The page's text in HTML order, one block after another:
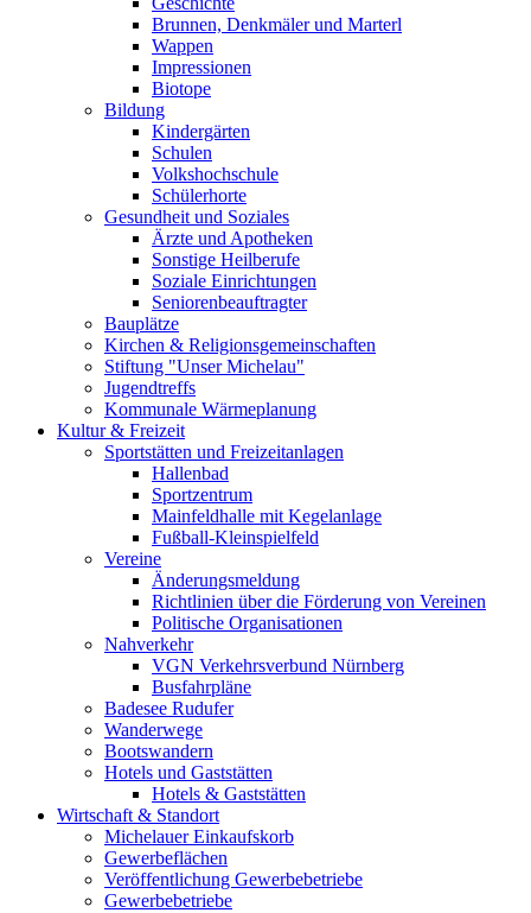
Brunnen, Denkmäler und Marterl
Wappen
Impressionen
Biotope
Bildung
Kindergärten
Schulen
Volkshochschule
Schülerhorte
Gesundheit und Soziales
Ärzte und Apotheken
Sonstige Heilberufe
Soziale Einrichtungen
Seniorenbeauftragter
Bauplätze
Kirchen & Religionsgemeinschaften
Stiftung "Unser Michelau"
Jugendtreffs
Kommunale Wärmeplanung
Kultur & Freizeit
Sportstätten und Freizeitanlagen
Hallenbad
Sportzentrum
Mainfeldhalle mit Kegelanlage
Fußball-Kleinspielfeld
Vereine
Änderungsmeldung
Richtlinien über die Förderung von Vereinen
Politische Organisationen
Nahverkehr
VGN Verkehrsverbund Nürnberg
Busfahrpläne
Badesee Rudufer
Wanderwege
Bootswandern
Hotels und Gaststätten
Hotels & Gaststätten
Wirtschaft & Standort
Michelauer Einkaufskorb
Gewerbeflächen
Veröffentlichung Gewerbebetriebe
Gewerbebetriebe